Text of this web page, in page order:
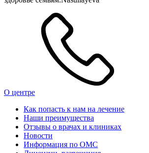
О центре
Как попасть к нам на лечение
Наши преимущества
Отзывы о врачах и клиниках
Новости
Информация по ОМС